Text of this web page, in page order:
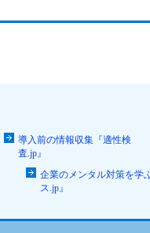
導入前の情報収集『適性検
査.jp』
企業のメンタル対策を学
ス.jp』